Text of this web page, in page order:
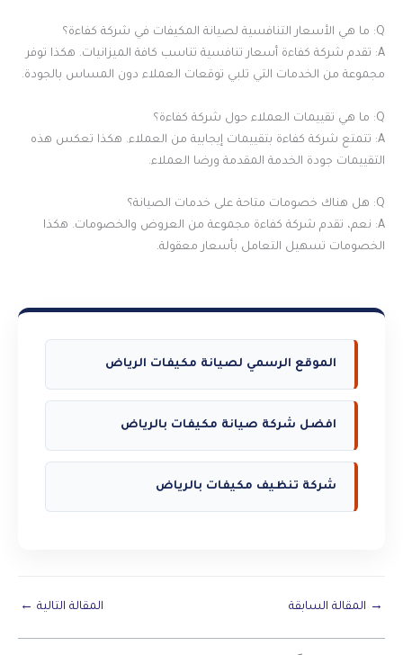
Q: ما هي الأسعار التنافسية لصيانة المكيفات في شركة كفاءة؟
A: تقدم شركة كفاءة أسعار تنافسية تناسب كافة الميزانيات. هكذا توفر
مجموعة من الخدمات التي تلبي توقعات العملاء دون المساس بالجودة.
Q: ما هي تقييمات العملاء حول شركة كفاءة؟
A: تتمتع شركة كفاءة بتقييمات إيجابية من العملاء. هكذا تعكس هذه
التقييمات جودة الخدمة المقدمة ورضا العملاء.
Q: هل هناك خصومات متاحة على خدمات الصيانة؟
A: نعم، تقدم شركة كفاءة مجموعة من العروض والخصومات. هكذا
الخصومات تسهيل التعامل بأسعار معقولة.
الموقع الرسمي لصيانة مكيفات الرياض
افضل شركة صيانة مكيفات بالرياض
شركة تنظيف مكيفات بالرياض
→ المقالة السابقة المقالة التالية ←